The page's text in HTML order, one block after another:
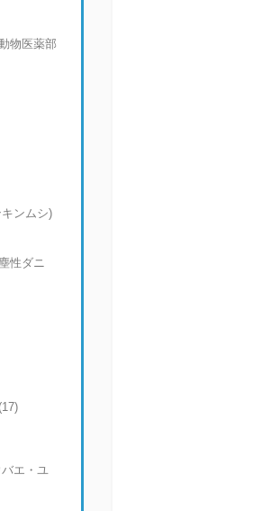
物医薬部
キンムシ)
性ダニ
エ・ユ